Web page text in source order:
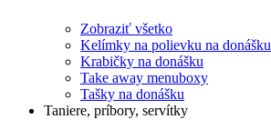
Zobraziť všetko
Kelímky na polievku na donášku
Krabičky na donášku
Take away menuboxy
Tašky na donášku
Taniere, príbory, servítky